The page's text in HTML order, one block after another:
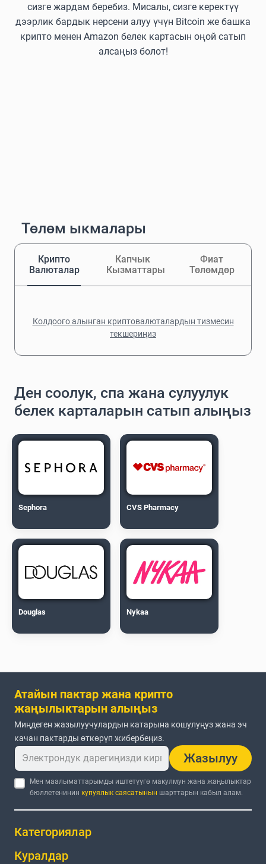
сизге жардам беребиз. Мисалы, сизге керектүү
дээрлик бардык нерсени алуу үчүн Bitcoin же башка
крипто менен Amazon белек картасын оңой сатып
алсаңыз болот!
Төлөм ыкмалары
Крипто
Валюталар
Капчык
Кызматтары
Фиат
Төлөмдөр
Колдоого алынган криптовалюталардын тизмесин
текшериңиз
Ден соолук, спа жана сулуулук
белек карталарын сатып алыңыз
Sephora CVS Pharmacy
Douglas Nykaa
Атайын пактар жана крипто
жаңылыктарын алыңыз
Миңдеген жазылуучулардын катарына кошулуңуз жана эч
качан пактарды өткөрүп жибербеңиз.
Жазылуу
Мен маалыматтарымды иштетүүгө макулмун жана жаңылыктар
бюллетенинин купуялык саясатынын шарттарын кабыл алам.
Категориялар
Куралдар